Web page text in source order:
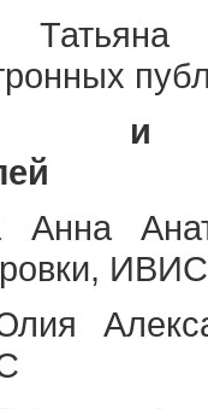
Татьяна
и
Анна
ИВИС